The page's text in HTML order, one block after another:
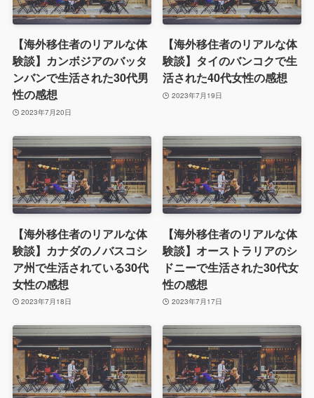
【海外移住者のリアルな体
験談】カンボジアのバッタ
ンバンで生活された30代男
性の感想
2023年7月20日
【海外移住者のリアルな体
験談】タイのバンコクで生
活された40代女性の感想
2023年7月19日
【海外移住者のリアルな体
験談】カナダのノバスコシ
ア州で生活されている30代
女性の感想
2023年7月18日
【海外移住者のリアルな体
験談】オーストラリアのシ
ドニーで生活された30代女
性の感想
2023年7月17日